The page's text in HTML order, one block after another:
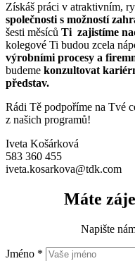
Získáš práci v atraktivním,
společnosti s možností
šesti měsíců Ti zajistíme
kolegové Ti budou zcela
výrobními procesy a
budeme konzultovat
představ.
Rádi Tě podpoříme na Tvé
z našich programů!
Iveta Košárková
583 360 455
iveta.kosarkova@tdk.com
Máte
Napište
Jméno *